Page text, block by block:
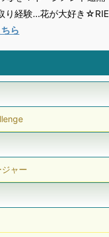
り経験…花が大好き☆RIE
ら
ャー